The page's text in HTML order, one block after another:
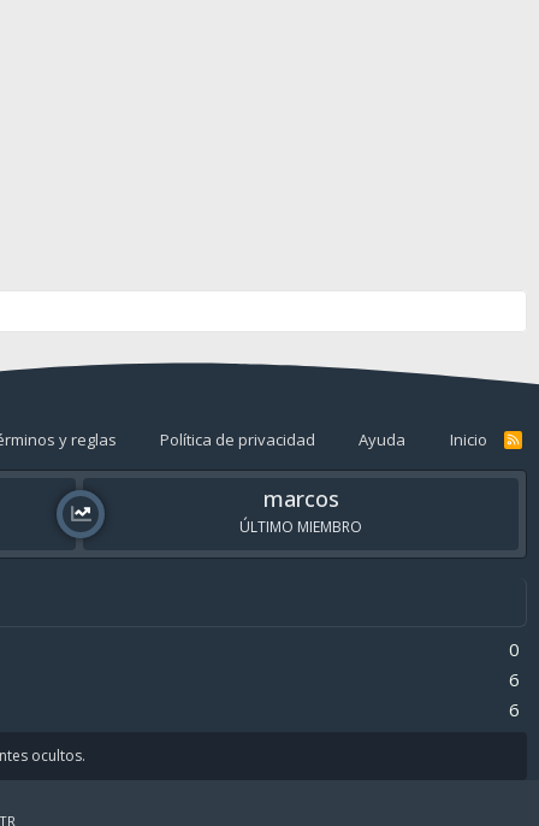
y reglas Política de privacidad Ayuda Inicio
R
S
marcos
ÚLTIMO MIEMBRO
0
6
6
ocultos.